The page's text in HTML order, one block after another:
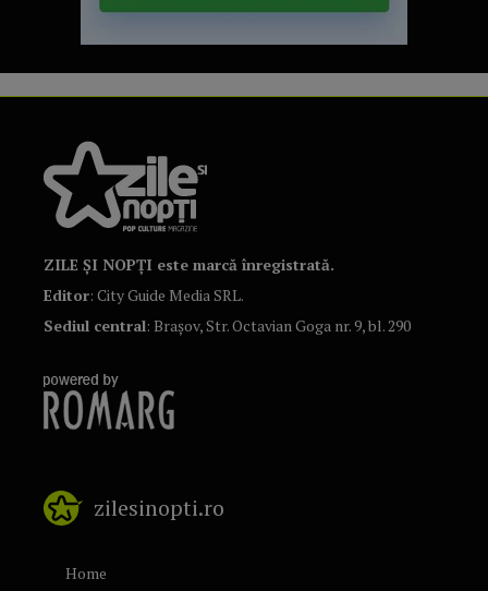
ZILE ȘI NOPȚI este marcă înregistrată.
Editor: City Guide Media SRL.
Sediul central: Brașov, Str. Octavian Goga nr. 9, bl. 290
zilesinopti.ro
Home